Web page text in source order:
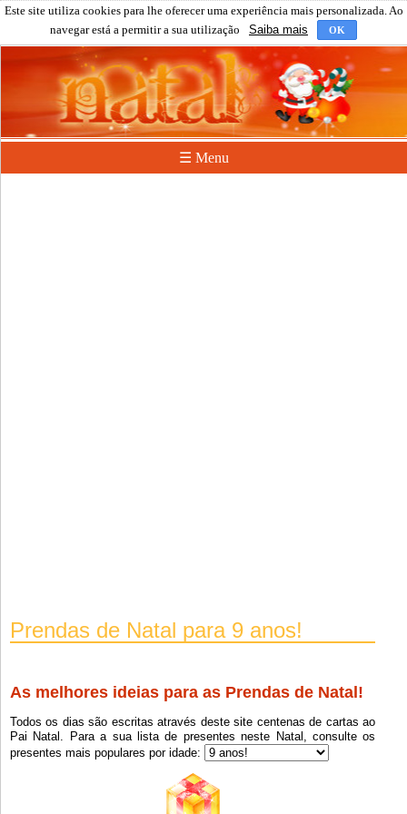
Este site utiliza cookies para lhe oferecer uma experiência mais personalizada. Ao
navegar está a permitir a sua utilização
Saiba mais OK
☰ Menu
Prendas de Natal para 9 anos!
As melhores ideias para as Prendas de Natal!
Todos os dias são escritas através deste site centenas de cartas ao
Pai Natal. Para a sua lista de presentes neste Natal, consulte os
presentes mais populares por idade:
Clique em F5 (refresh) para carregar a próxima lista.